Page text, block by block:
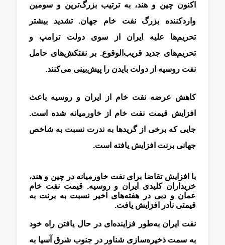
اکنون چین و هند، به ترتیب بزرگ‌ترین و سومین
واردکننده بزرگ نفت خام جهان. تشدید بیشتر
تحریم‌ها علیه ایران از سوی دولت ترامپ و
تحریم‌های جدید قریب‌الوقوع. بر نفتکش‌های حامل
نفت روسیه از دولت بایدن را پیش‌بینی می‌کنند.
کاهش عرضه نفت خام از ایران و روسیه باعث
افزایش قیمت نفت خام از خاورمیانه شده است.
جایی که برخی از گریدها به ندرت نسبت به شاخص
جهانی برنت افزایش یافته است.
با افزایش تقاضا برای نفت خاورمیانه در چین و هند،
خریداران کلیدی ایران و روسیه. قیمت نفت خام
عمان و دبی در هفته‌های اخیر نسبت به برنت به
قیمتی نادر افزایش یافت.
نفت ایران به‌طور فزاینده‌ای در حال یافتن راه خود
به سمت ذخیره‌سازی شناور در جنوب شرق آسیا به